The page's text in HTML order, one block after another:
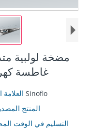
مضخة لولبية
غاطسة
Sinoflo
المنتج المصدر
التسليم في الوقت